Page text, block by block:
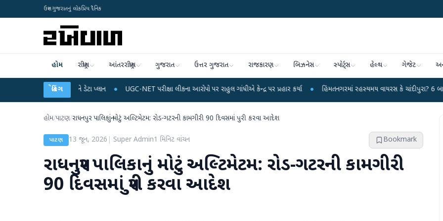
ઉત્તર ગુજરાતનું લોકપ્રિય દૈનિક
હોમ રાષ્ટ્રીય આંતરરાષ્ટ્રીય ગુજરાત ઉત્તર ગુજરાત રાજકારણ બિઝનેસ સ્પોર્ટ્સ હેલ્થ ગેજેટ
બ્રેકિંગ
રિચાર્જ અને ડેટા પ્લાન ● UGC-NET પરીક્ષા લીકના આરોપો પર રાહુલ ગાંધીએ કેન્દ્ર પર પ્રહાર કર્યા ● હિંમતનગરમાં રહસ્યમય વાયરસ કે ચાંદીપુરા? 6 બાળકોના મોતથી
હોમ/પાટણ/રાધનપુર પાલિકાનું મોટું અલ્ટિમેટમ: રોડ-ગટરની કામગીરી 90 દિવસમાં પુરી કરવા આદેશ
પાટણ 13 જૂન, 2026 Super Admin1 મિનિટ વાંચન Bookmark
રાધનપુર પાલિકાનું મોટું અલ્ટિમેટમ: રોડ-ગટરની કામગીરી
90 દિવસમાં પુરી કરવા આદેશ